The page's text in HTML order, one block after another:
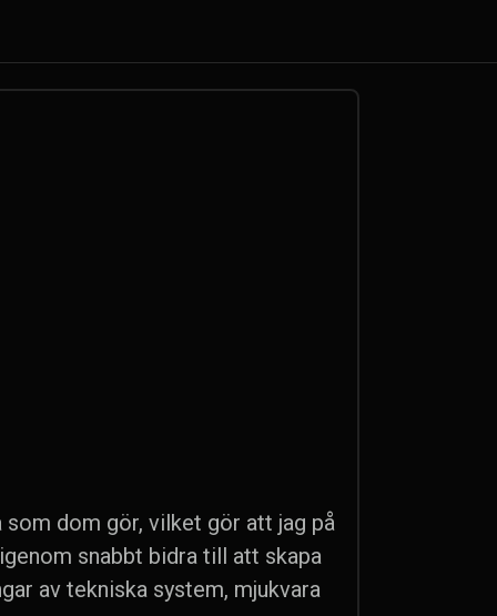
dom gör, vilket gör att jag på
snabbt bidra till att skapa
av tekniska system, mjukvara